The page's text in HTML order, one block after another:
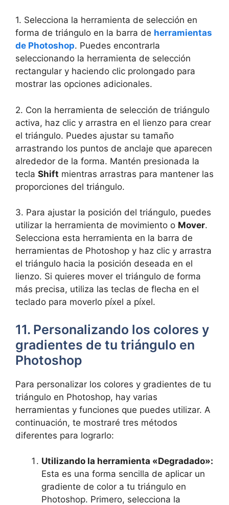
1. Selecciona la herramienta de selección en
forma de triángulo en la barra de herramientas
de Photoshop. Puedes encontrarla
seleccionando la herramienta de selección
rectangular y haciendo clic prolongado para
mostrar las opciones adicionales.
2. Con la herramienta de selección de triángulo
activa, haz clic y arrastra en el lienzo para crear
el triángulo. Puedes ajustar su tamaño
arrastrando los puntos de anclaje que aparecen
alrededor de la forma. Mantén presionada la
tecla Shift mientras arrastras para mantener las
proporciones del triángulo.
3. Para ajustar la posición del triángulo, puedes
utilizar la herramienta de movimiento o Mover.
Selecciona esta herramienta en la barra de
herramientas de Photoshop y haz clic y arrastra
el triángulo hacia la posición deseada en el
lienzo. Si quieres mover el triángulo de forma
más precisa, utiliza las teclas de flecha en el
teclado para moverlo píxel a píxel.
11. Personalizando los colores y
gradientes de tu triángulo en
Photoshop
Para personalizar los colores y gradientes de tu
triángulo en Photoshop, hay varias
herramientas y funciones que puedes utilizar. A
continuación, te mostraré tres métodos
diferentes para lograrlo:
Utilizando la herramienta «Degradado»:
Esta es una forma sencilla de aplicar un
gradiente de color a tu triángulo en
Photoshop. Primero, selecciona la